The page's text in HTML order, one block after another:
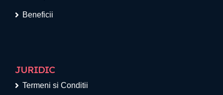
Beneficii
JURIDIC
Termeni si Conditii